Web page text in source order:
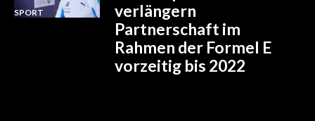
SPORT
verlängern
Partnerschaft im
Rahmen der Formel E
vorzeitig bis 2022